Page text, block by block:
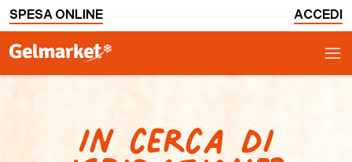
SPESA ONLINE ACCEDI
In cerca di